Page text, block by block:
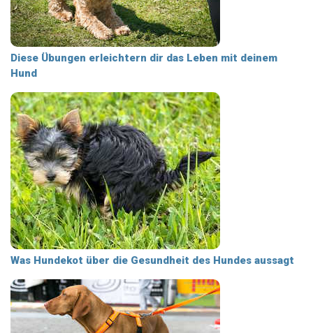
Diese Übungen erleichtern dir das Leben mit deinem
Hund
Was Hundekot über die Gesundheit des Hundes aussagt